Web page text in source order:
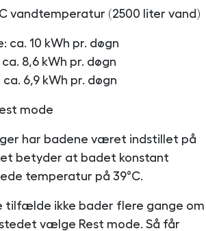
vandtemperatur (2500 liter vand)
ca. 10 kWh pr. døgn
ca. 8,6 kWh pr. døgn
ca. 6,9 kWh pr. døgn
mode
har badene været indstillet på
betyder at badet konstant
temperatur på 39°C.
tilfælde ikke bader flere gange om
vælge Rest mode. Så får